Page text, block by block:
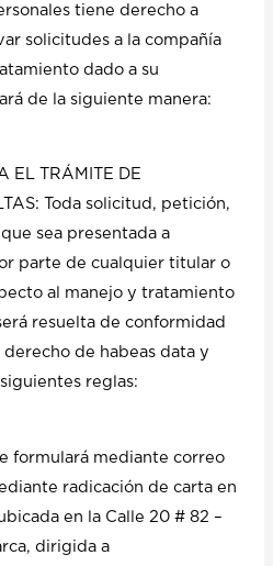
tiene derecho a
solicitudes a la compañía
dado a su
de la siguiente manera:
EL TRÁMITE DE
Toda solicitud, petición,
sea presentada a
parte de cualquier titular o
al manejo y tratamiento
resuelta de conformidad
de habeas data y
reglas:
formulará mediante correo
radicación de carta en
en la Calle 20 # 82 –
dirigida a